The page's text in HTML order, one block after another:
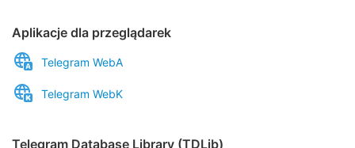
Aplikacje dla przeglądarek
Telegram WebA
Telegram WebK
Telegram Database Library (TDLib)